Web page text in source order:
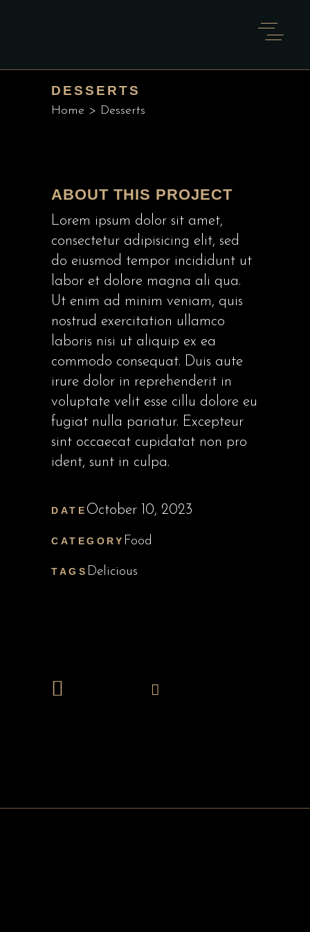
DESSERTS
Home > Desserts
ABOUT THIS PROJECT
Lorem ipsum dolor sit amet,
consectetur adipisicing elit, sed
do eiusmod tempor incididunt ut
labor et dolore magna ali qua.
Ut enim ad minim veniam, quis
nostrud exercitation ullamco
laboris nisi ut aliquip ex ea
commodo consequat. Duis aute
irure dolor in reprehenderit in
voluptate velit esse cillu dolore eu
fugiat nulla pariatur. Excepteur
sint occaecat cupidatat non pro
ident, sunt in culpa.
DATE October 10, 2023
CATEGORY Food
TAGS Delicious